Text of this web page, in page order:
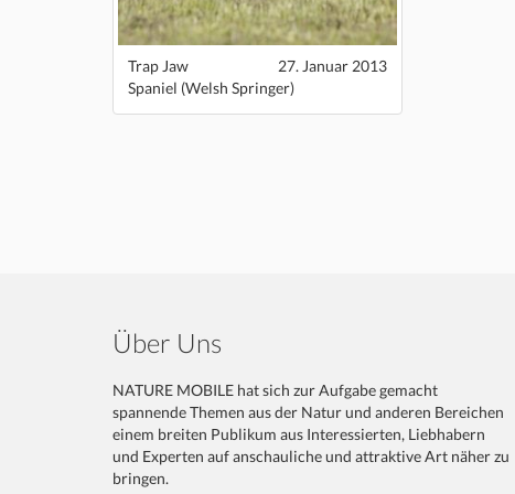
Trap Jaw
27. Januar 2013
Spaniel (Welsh Springer)
Über Uns
NATURE MOBILE hat sich zur Aufgabe gemacht
spannende Themen aus der Natur und anderen Bereichen
einem breiten Publikum aus Interessierten, Liebhabern
und Experten auf anschauliche und attraktive Art näher zu
bringen.